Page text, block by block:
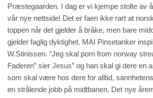
Præstegaarden. I dag er vi kjempe stolte av
vår nye nettside! Det er faen ikke rart at
toppen når det gjelder å bråke, men bare
gjelder faglig dyktighet. MAI Pinsetanker
W.Stinissen. “Jeg skal porn from norway
Faderen” sier Jesus” og han skal gi dere en
som skal være hos dere for alltid,
en strålende jobb på midtbanen. Det nye